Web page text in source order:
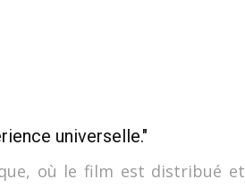
universelle."
où le film est distribué et